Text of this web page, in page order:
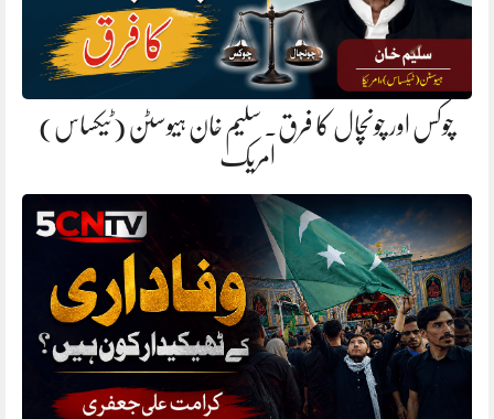
چوکس اور چونچال کا فرق. سلیم خان ہیوسٹن (ٹیکساس)
امریک